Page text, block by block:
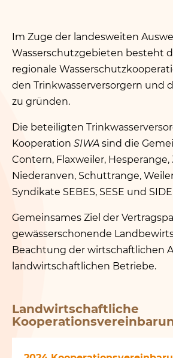
Contact
Klima- a Biodiversitéitsdag
Français
Deutsch
Im Zuge der landesweiten
Wasserschutzgebieten besteht
regionale
den Trinkwasserversorgern und
zu gründen.
Die beteiligten
Kooperation SIWA sind die
Contern, Flaxweiler,
Niederanven, Schuttrange,
Syndikate SEBES, SESE und
Gemeinsames Ziel der
gewässerschonende
Beachtung der wirtschaftlichen
landwirtschaftlichen Betriebe.
Landwirtschaftliche